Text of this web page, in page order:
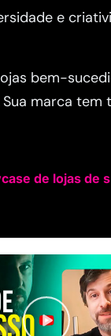
e
bem-
marca tem
de lojas de